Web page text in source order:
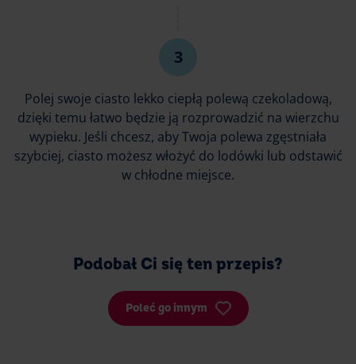
Polej swoje ciasto lekko ciepłą polewą czekoladową,
dzięki temu łatwo będzie ją rozprowadzić na wierzchu
wypieku. Jeśli chcesz, aby Twoja polewa zgęstniała
szybciej, ciasto możesz włożyć do lodówki lub odstawić
w chłodne miejsce.
Podobał Ci się ten przepis?
Poleć go innym